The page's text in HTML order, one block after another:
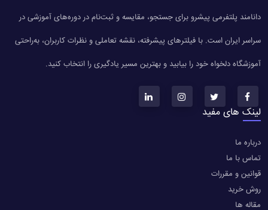
دانامند پلتفرمی پیشرو برای جستجو، مقایسه و ثبت‌نام در دوره‌های آموزشی در
سراسر ایران است. با فیلترهای پیشرفته، نقشه تعاملی و نظرات کاربران، به‌راحتی
آموزشگاه دلخواه خود را بیابید و بهترین مسیر یادگیری را انتخاب کنید.
لینک های مفید
درباره ما
تماس با ما
قوانین و مقررات
روش خرید
مقاله ها